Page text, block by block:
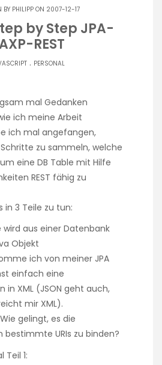
BY PHILIPPON 2007-12-17
by Step JPA-
REST
. PERSONAL
mal Gedanken
ich meine Arbeit
ich mal angefangen,
zu sammeln, welche
eine DB Table mit Hilfe
REST fähig zu
in 3 Teile zu tun:
wird aus einer Datenbank
Objekt
ich von meiner JPA
einfach eine
in XML (JSON geht auch,
mir XML).
Wie gelingt, es die
bestimmte URIs zu binden?
Teil 1: